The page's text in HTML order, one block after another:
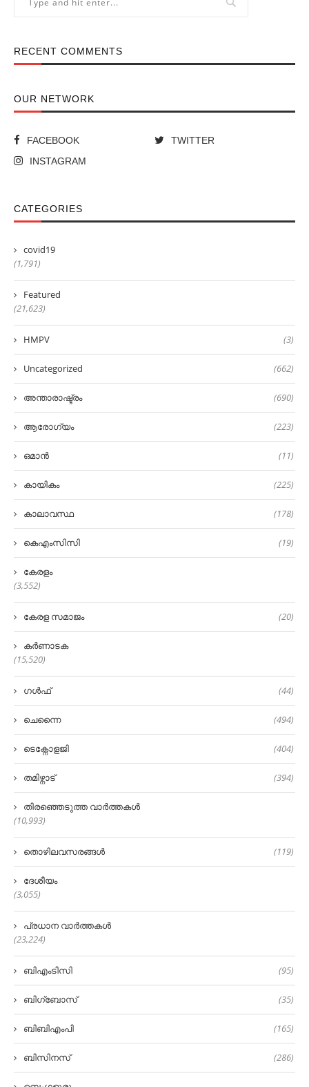
RECENT COMMENTS
OUR NETWORK
FACEBOOK
TWITTER
INSTAGRAM
CATEGORIES
covid19
(1,791)
Featured
(21,623)
HMPV (3)
Uncategorized (662)
അന്താരാഷ്ട്രം (690)
ആരോഗ്യം (223)
ഒമാൻ (11)
കായികം (225)
കാലാവസ്ഥ (178)
കെഎംസിസി (19)
കേരളം
(3,552)
കേരള സമാജം (20)
കർണാടക
(15,520)
ഗൾഫ് (44)
ചെന്നൈ (494)
ടെക്നോളജി (404)
തമിഴ്നാട് (394)
തിരഞ്ഞെടുത്ത വാർത്തകൾ
(10,993)
തൊഴിലവസരങ്ങൾ (119)
ദേശീയം
(3,055)
പ്രധാന വാർത്തകൾ
(23,224)
ബിഎംടിസി (95)
ബിഗ്‌ബോസ് (35)
ബിബിഎംപി (165)
ബിസിനസ് (286)